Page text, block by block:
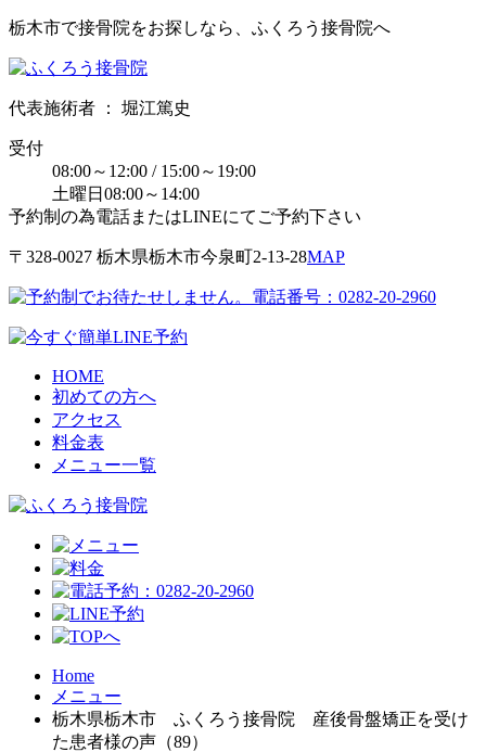
栃木市で接骨院をお探しなら、ふくろう接骨院へ
代表施術者 ： 堀江篤史
受付
08:00～12:00 / 15:00～19:00
土曜日08:00～14:00
予約制の為電話またはLINEにてご予約下さい
〒328-0027 栃⽊県栃⽊市今泉町2-13-28MAP
HOME
初めての方へ
アクセス
料金表
メニュー一覧
Home
メニュー
栃木県栃木市 ふくろう接骨院 産後骨盤矯正を受け
た患者様の声（89）